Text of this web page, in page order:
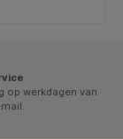
op werkdagen van